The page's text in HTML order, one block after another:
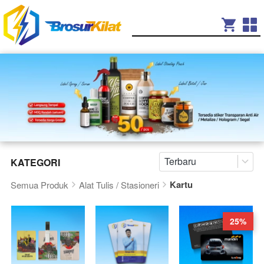
KATEGORI Terbaru
Semua Produk Alat Tulis / Stasioneri Kartu
25%